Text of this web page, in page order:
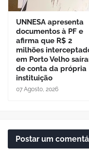
UNNESA apresenta
documentos à PF e
afirma que R$ 2
milhões
em Porto Velho
de conta da própria
instituição
07 Agosto, 2026
Postar um